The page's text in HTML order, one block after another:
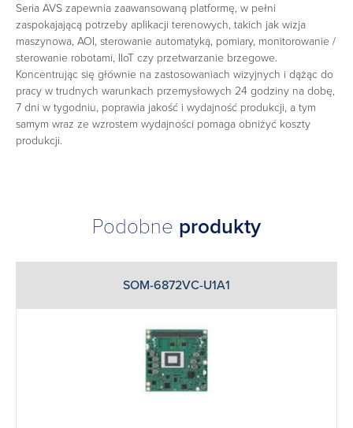
Seria AVS zapewnia zaawansowaną platformę, w pełni
zaspokajającą potrzeby aplikacji terenowych, takich jak wizja
maszynowa, AOI, sterowanie automatyką, pomiary, monitorowanie /
sterowanie robotami, IIoT czy przetwarzanie brzegowe.
Koncentrując się głównie na zastosowaniach wizyjnych i dążąc do
pracy w trudnych warunkach przemysłowych 24 godziny na dobę,
7 dni w tygodniu, poprawia jakość i wydajność produkcji, a tym
samym wraz ze wzrostem wydajności pomaga obniżyć koszty
produkcji.
Podobne produkty
SOM-6872VC-U1A1